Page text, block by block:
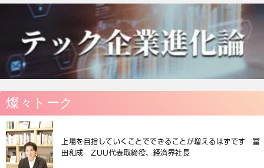
燦々トーク
上場を目指していくことでできることが増えるはずです 冨
田和成 ZUU代表取締役、経済界社長